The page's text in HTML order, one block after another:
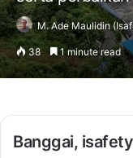
M. Ade Maulidin
38 1 minute read
Banggai,